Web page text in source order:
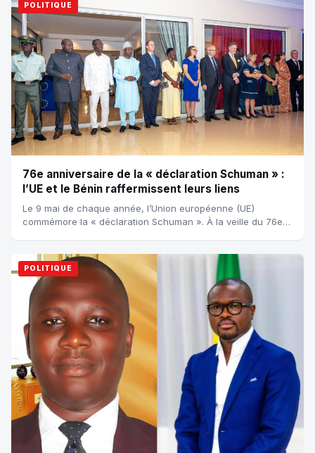
POLITIQUE
76e anniversaire de la « déclaration Schuman » :
l’UE et le Bénin raffermissent leurs liens
Le 9 mai de chaque année, l’Union européenne (UE)
commémore la « déclaration Schuman ». À la veille du 76e
POLITIQUE